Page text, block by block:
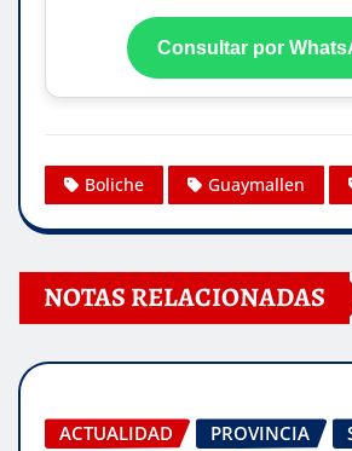
Consultar por
Boliche Guaymallen
NOTAS RELACIONADAS
ACTUALIDAD PROVINCIA